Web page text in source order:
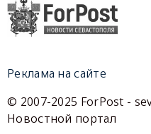
Реклама на сайте
© 2007-2025 ForPost -
Новостной портал